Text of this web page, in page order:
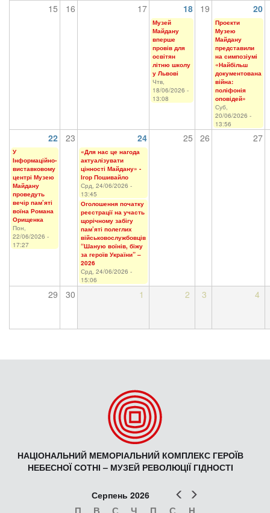
15 16 17 18 19 20
Музей
Майдану
вперше
провів для
освітян
літню школу
у Львові
Чтв,
18/06/2026 -
13:08
Проєкти
Музею
Майдану
представили
на симпозіумі
«Найбільш
документована
війна:
поліфонія
оповідей»
Суб,
20/06/2026 -
13:56
22 23 24 25 26 27
У
Інформаційно-
виставковому
центрі Музею
Майдану
проведуть
вечір пам’яті
воїна Романа
Орищенка
Пон,
22/06/2026 -
17:27
«Для нас це нагода
актуалізувати
цінності Майдану» -
Ігор Пошивайло
Срд, 24/06/2026 -
13:45
Оголошення початку
реєстрації на участь
щорічному забігу
пам’яті полеглих
військовослужбовців
“Шаную воїнів, біжу
за героїв України” –
2026
Срд, 24/06/2026 -
15:06
29 30 1 2 3 4
НАЦІОНАЛЬНИЙ МЕМОРІАЛЬНИЙ КОМПЛЕКС ГЕРОЇВ
НЕБЕСНОЇ СОТНІ – МУЗЕЙ РЕВОЛЮЦІЇ ГІДНОСТІ
Попер
Серпень 2026